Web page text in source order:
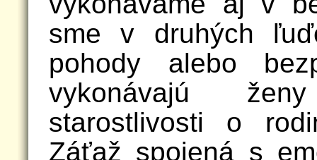
sme v druhých
pohody alebo
vykonávajú
starostlivosti o
Záťaž spojená s